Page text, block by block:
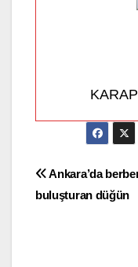
Yazı
Ankara’da
buluşturan düğün